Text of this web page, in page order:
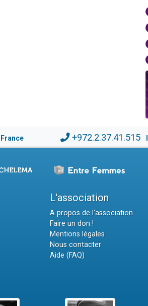
France +972.2.37.41.515
L'association
A propos de l'association
Faire un don !
Mentions légales
Nous contacter
Aide (FAQ)